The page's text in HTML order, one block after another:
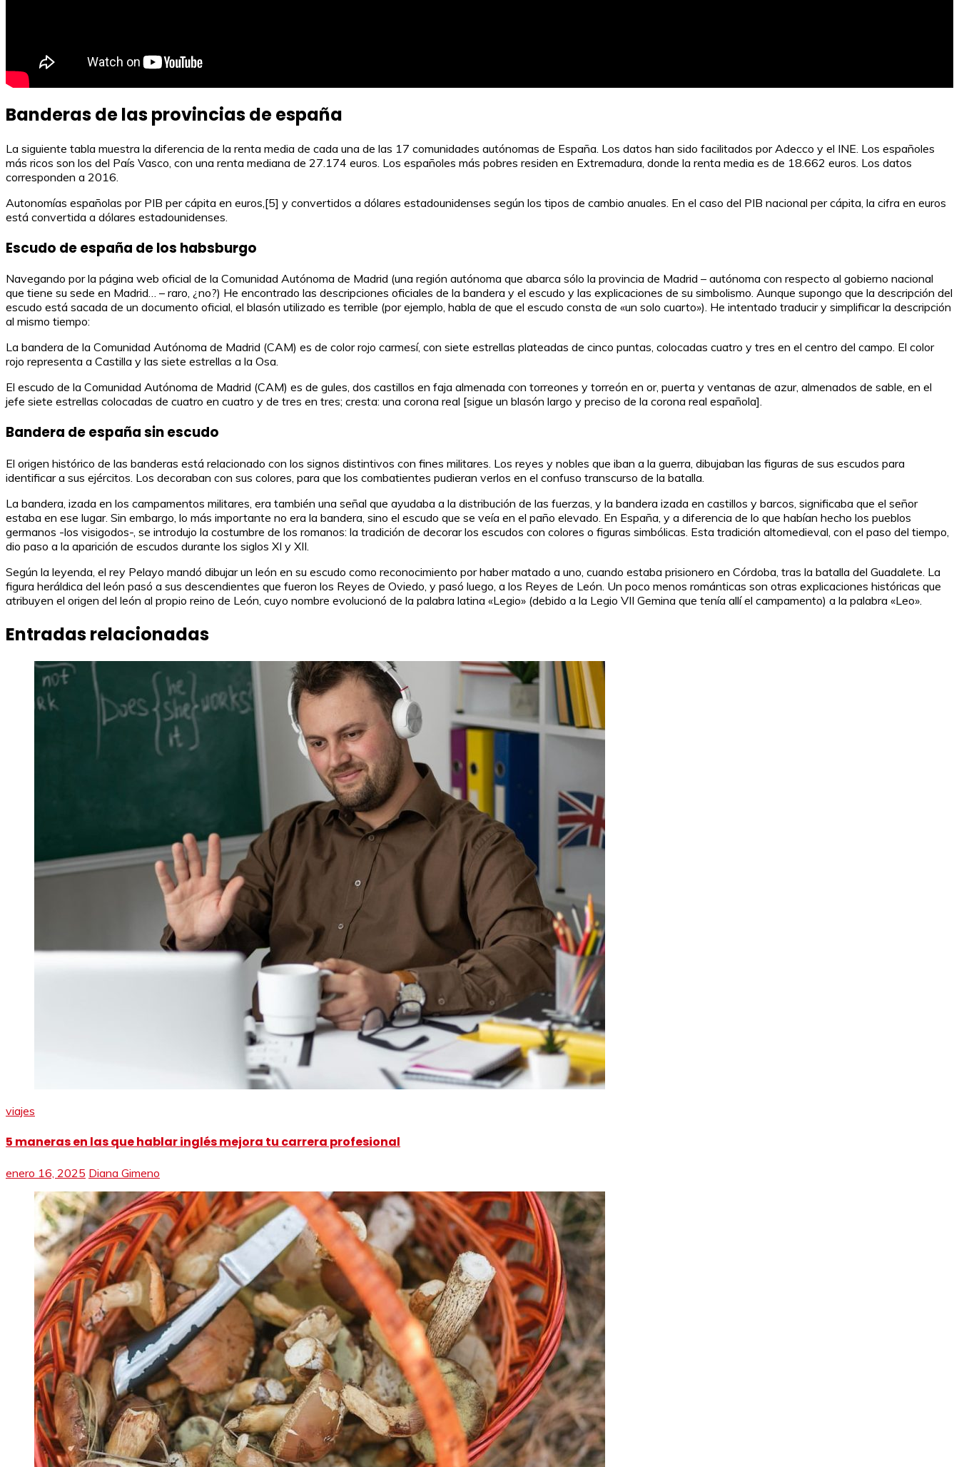
Banderas de las provincias de españa
La siguiente tabla muestra la diferencia de la renta media de cada una de las 17 comunidades autónomas de España. Los datos han sido facilitados por Adecco y el INE. Los españoles
más ricos son los del País Vasco, con una renta mediana de 27.174 euros. Los españoles más pobres residen en Extremadura, donde la renta media es de 18.662 euros. Los datos
corresponden a 2016.
Autonomías españolas por PIB per cápita en euros,[5] y convertidos a dólares estadounidenses según los tipos de cambio anuales. En el caso del PIB nacional per cápita, la cifra en euros
está convertida a dólares estadounidenses.
Escudo de españa de los habsburgo
Navegando por la página web oficial de la Comunidad Autónoma de Madrid (una región autónoma que abarca sólo la provincia de Madrid – autónoma con respecto al gobierno nacional
que tiene su sede en Madrid… – raro, ¿no?) He encontrado las descripciones oficiales de la bandera y el escudo y las explicaciones de su simbolismo. Aunque supongo que la descripción del
escudo está sacada de un documento oficial, el blasón utilizado es terrible (por ejemplo, habla de que el escudo consta de «un solo cuarto»). He intentado traducir y simplificar la descripción
al mismo tiempo:
La bandera de la Comunidad Autónoma de Madrid (CAM) es de color rojo carmesí, con siete estrellas plateadas de cinco puntas, colocadas cuatro y tres en el centro del campo. El color
rojo representa a Castilla y las siete estrellas a la Osa.
El escudo de la Comunidad Autónoma de Madrid (CAM) es de gules, dos castillos en faja almenada con torreones y torreón en or, puerta y ventanas de azur, almenados de sable, en el
jefe siete estrellas colocadas de cuatro en cuatro y de tres en tres; cresta: una corona real [sigue un blasón largo y preciso de la corona real española].
Bandera de españa sin escudo
El origen histórico de las banderas está relacionado con los signos distintivos con fines militares. Los reyes y nobles que iban a la guerra, dibujaban las figuras de sus escudos para
identificar a sus ejércitos. Los decoraban con sus colores, para que los combatientes pudieran verlos en el confuso transcurso de la batalla.
La bandera, izada en los campamentos militares, era también una señal que ayudaba a la distribución de las fuerzas, y la bandera izada en castillos y barcos, significaba que el señor
estaba en ese lugar. Sin embargo, lo más importante no era la bandera, sino el escudo que se veía en el paño elevado. En España, y a diferencia de lo que habían hecho los pueblos
germanos -los visigodos-, se introdujo la costumbre de los romanos: la tradición de decorar los escudos con colores o figuras simbólicas. Esta tradición altomedieval, con el paso del tiempo,
dio paso a la aparición de escudos durante los siglos XI y XII.
Según la leyenda, el rey Pelayo mandó dibujar un león en su escudo como reconocimiento por haber matado a uno, cuando estaba prisionero en Córdoba, tras la batalla del Guadalete. La
figura heráldica del león pasó a sus descendientes que fueron los Reyes de Oviedo, y pasó luego, a los Reyes de León. Un poco menos románticas son otras explicaciones históricas que
atribuyen el origen del león al propio reino de León, cuyo nombre evolucionó de la palabra latina «Legio» (debido a la Legio VII Gemina que tenía allí el campamento) a la palabra «Leo».
Entradas relacionadas
viajes
5 maneras en las que hablar inglés mejora tu carrera profesional
enero 16, 2025 Diana Gimeno